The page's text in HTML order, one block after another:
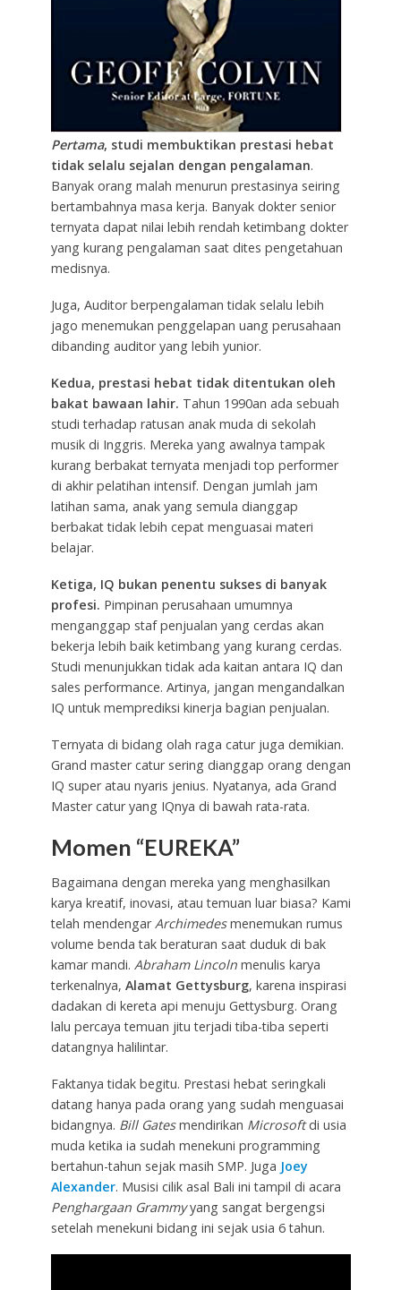
Pertama, studi membuktikan prestasi hebat
tidak selalu sejalan dengan pengalaman.
Banyak orang malah menurun prestasinya seiring
bertambahnya masa kerja. Banyak dokter senior
ternyata dapat nilai lebih rendah ketimbang dokter
yang kurang pengalaman saat dites pengetahuan
medisnya.
Juga, Auditor berpengalaman tidak selalu lebih
jago menemukan penggelapan uang perusahaan
dibanding auditor yang lebih yunior.
Kedua, prestasi hebat tidak ditentukan oleh
bakat bawaan lahir. Tahun 1990an ada sebuah
studi terhadap ratusan anak muda di sekolah
musik di Inggris. Mereka yang awalnya tampak
kurang berbakat ternyata menjadi top performer
di akhir pelatihan intensif. Dengan jumlah jam
latihan sama, anak yang semula dianggap
berbakat tidak lebih cepat menguasai materi
belajar.
Ketiga, IQ bukan penentu sukses di banyak
profesi. Pimpinan perusahaan umumnya
menganggap staf penjualan yang cerdas akan
bekerja lebih baik ketimbang yang kurang cerdas.
Studi menunjukkan tidak ada kaitan antara IQ dan
sales performance. Artinya, jangan mengandalkan
IQ untuk memprediksi kinerja bagian penjualan.
Ternyata di bidang olah raga catur juga demikian.
Grand master catur sering dianggap orang dengan
IQ super atau nyaris jenius. Nyatanya, ada Grand
Master catur yang IQnya di bawah rata-rata.
Momen “EUREKA”
Bagaimana dengan mereka yang menghasilkan
karya kreatif, inovasi, atau temuan luar biasa? Kami
telah mendengarArchimedesmenemukan rumus
volume benda tak beraturan saat duduk di bak
kamar mandi. Abraham Lincolnmenulis karya
terkenalnya, Alamat Gettysburg, karena inspirasi
dadakan di kereta api menuju Gettysburg. Orang
lalu percaya temuan jitu terjadi tiba-tiba seperti
datangnya halilintar.
Faktanya tidak begitu. Prestasi hebat seringkali
datang hanya pada orang yang sudah menguasai
bidangnya. Bill Gatesmendirikan Microsoftdi usia
muda ketika ia sudah menekuni programming
bertahun-tahun sejak masih SMP. Juga Joey
Alexander. Musisi cilik asal Bali ini tampil di acara
Penghargaan Grammyyang sangat bergengsi
setelah menekuni bidang ini sejak usia 6 tahun.